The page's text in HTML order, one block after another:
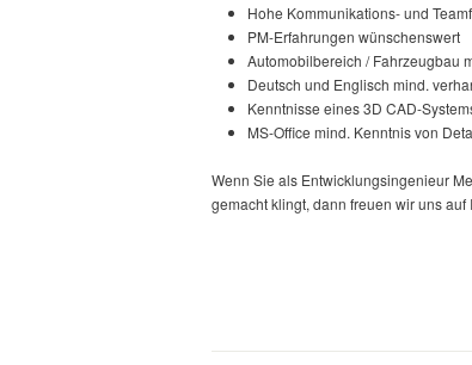
Hohe Kommunikations- und
PM-Erfahrungen wünschenswert
Automobilbereich / Fahrzeugbau
Deutsch und Englisch mind.
Kenntnisse eines 3D CAD-
MS-Office mind. Kenntnis von
Wenn Sie als Entwicklungsingenieur
gemacht klingt, dann freuen wir uns auf